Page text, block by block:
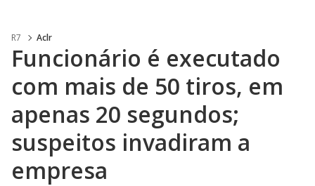
R7 Aclr
Funcionário é executado
com mais de 50 tiros, em
apenas 20 segundos;
suspeitos invadiram a
empresa